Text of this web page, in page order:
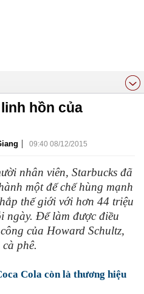
hồn của
| 09:40 08/12/2015
nhân viên, Starbucks đã
một đế chế hùng mạnh
thế giới với hơn 44 triệu
ngày. Để làm được điều
của Howard Schultz,
phê.
Cola còn là thương hiệu